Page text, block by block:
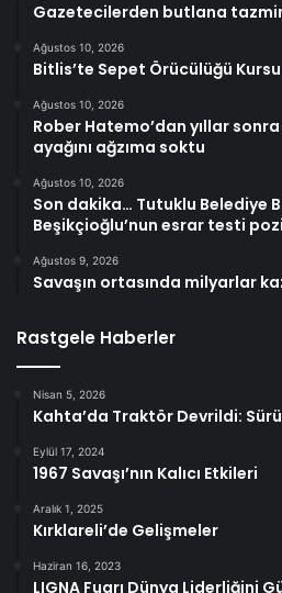
Gazetecilerden butlana
Ağustos 10, 2026
Bitlis’te Sepet Örücülüğü Kursu
Ağustos 10, 2026
Rober Hatemo’dan yıllar
ayağını ağzıma soktu
Ağustos 10, 2026
Son dakika… Tutuklu Belediye
Beşikçioğlu’nun esrar testi
Ağustos 9, 2026
Savaşın ortasında milyarlar
Rastgele Haberler
Nisan 5, 2026
Kahta’da Traktör Devrildi:
Eylül 17, 2024
1967 Savaşı’nın Kalıcı Etkileri
Aralık 1, 2025
Kırklareli’de Gelişmeler
Haziran 16, 2023
LIGNA Fuarı Dünya Liderliğini